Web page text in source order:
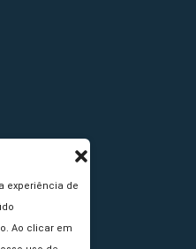
experiência de
Ao clicar em